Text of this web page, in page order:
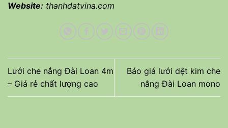
Website: thanhdatvina.com
Lưới che nắng Đài Loan 4m
– Giá rẻ chất lượng cao
Báo giá lưới dệt kim che
nắng Đài Loan mono